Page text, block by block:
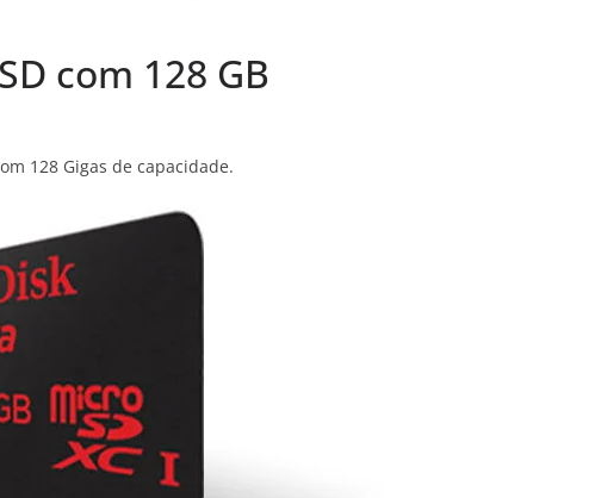
com 128 GB
128 Gigas de capacidade.